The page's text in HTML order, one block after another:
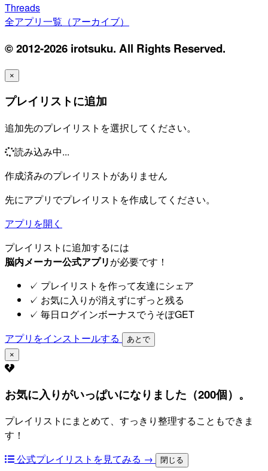
Threads
全アプリ一覧（アーカイブ）
© 2012-2026 irotsuku. All Rights Reserved.
×
プレイリストに追加
追加先のプレイリストを選択してください。
読み込み中...
作成済みのプレイリストがありません
先にアプリでプレイリストを作成してください。
アプリを開く
プレイリストに追加するには
脳内メーカー公式アプリが必要です！
✓ プレイリストを作って友達にシェア
✓ お気に入りが消えずにずっと残る
✓ 毎日ログインボーナスでうそぽGET
アプリをインストールする
あとで
×
お気に入りがいっぱいになりました（200個）。
プレイリストにまとめて、すっきり整理することもできま
す！
公式プレイリストを見てみる →
閉じる